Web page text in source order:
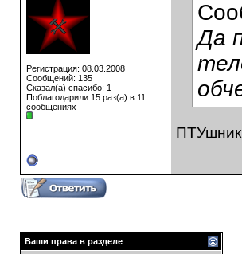
Регистрация: 08.03.2008
Сообщений: 135
Сказал(а) спасибо: 1
Поблагодарили 15 раз(а) в 11
сообщениях
Да
Ваши права в разделе